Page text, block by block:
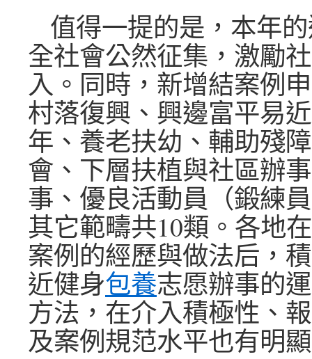
值得一提的是，本年
全社會公然征集，激勵
入。同時，新增結案例
村落復興、興邊富平易
年、養老扶幼、輔助殘
會、下層扶植與社區辦
事、優良活動員（鍛練
其它範疇共10類。各地
案例的經歷與做法后，
近健身包養志愿辦事的
方法，在介入積極性、
及案例規范水平也有明